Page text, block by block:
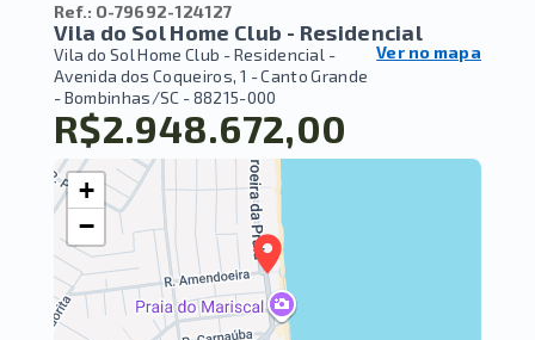
Ref.: O-79692-124127
Vila do Sol Home Club - Residencial
Vila do Sol Home Club - Residencial -
Avenida dos Coqueiros, 1 - Canto Grande
- Bombinhas/SC - 88215-000
Ver no mapa
R$2.948.672,00
+
−